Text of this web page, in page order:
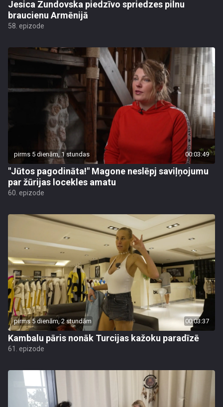
Jesica Zundovska piedzīvo spriedzes pilnu
braucienu Armēnijā
58. epizode
pirms 5 dienām, 1 stundas 00:03:49
"Jūtos pagodināta!" Magone neslēpj saviļņojumu
par žūrijas locekles amatu
60. epizode
pirms 5 dienām, 2 stundām 00:03:37
Kambalu pāris nonāk Turcijas kažoku paradīzē
61. epizode